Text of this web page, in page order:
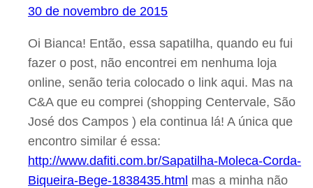
30 de novembro de 2015
Oi Bianca! Então, essa sapatilha, quando eu fui
fazer o post, não encontrei em nenhuma loja
online, senão teria colocado o link aqui. Mas na
C&A que eu comprei (shopping Centervale, São
José dos Campos ) ela continua lá! A única que
encontro similar é essa:
http://www.dafiti.com.br/Sapatilha-Moleca-Corda-
Biqueira-Bege-1838435.html mas a minha não